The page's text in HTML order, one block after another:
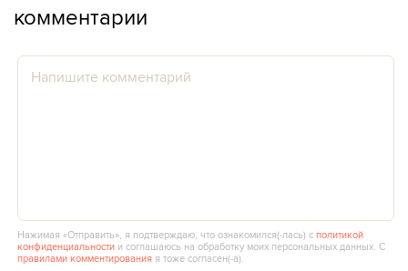
комментарии
Нажимая «Отправить», я подтверждаю, что ознакомился(‑лась) сполитикой
конфиденциальности и соглашаюсь на обработку моих персональных данных. С
правилами комментирования я тоже согласен(‑а).